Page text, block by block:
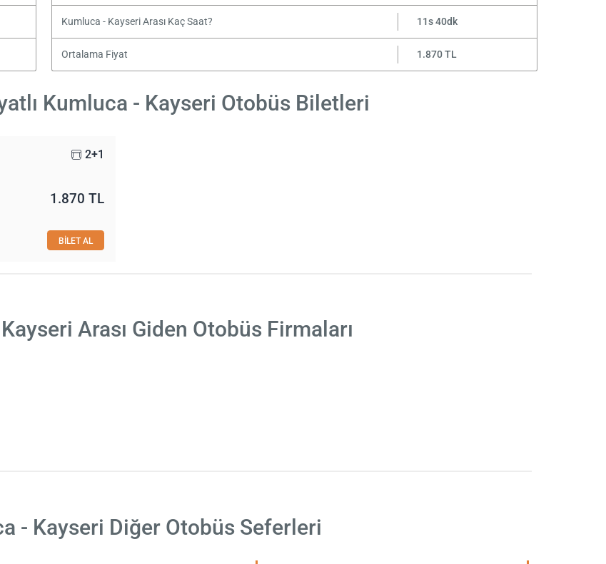
Kumluca - Kayseri Arası Kaç Saat? 11s 40dk
Ortalama Fiyat 1.870 TL
Kumluca - Kayseri Otobüs Biletleri
2+1
1.870 TL
BİLET AL
Arası Giden Otobüs Firmaları
- Kayseri Diğer Otobüs Seferleri